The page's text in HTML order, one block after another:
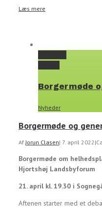
Læs mere
Borgermøde
Nyheder
Borgermøde og
AfJorun Clasen| 7. april 2022 |
Borgermøde om
Hjortshøj Landsbyforum
21. april kl. 19.30 i
Aftenen starter med et